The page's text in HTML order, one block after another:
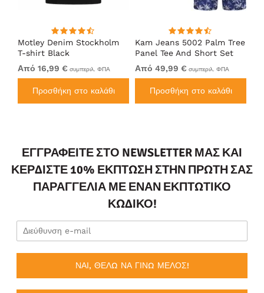
Motley Denim Stockholm
T-shirt Black
Από 16,99 € συμπεριλ. ΦΠΑ
Προσθήκη στο καλάθι
Kam Jeans 5002 Palm Tree
Panel Tee And Short Set
Electric Blue
Από 49,99 € συμπεριλ. ΦΠΑ
Προσθήκη στο καλάθι
ΕΓΓΡΑΦΕΊΤΕ ΣΤΟ NEWSLETTER ΜΑΣ ΚΑΙ
ΚΕΡΔΊΣΤΕ 10% ΈΚΠΤΩΣΗ ΣΤΗΝ ΠΡΏΤΗ ΣΑΣ
ΠΑΡΑΓΓΕΛΊΑ ΜΕ ΈΝΑΝ ΕΚΠΤΩΤΙΚΌ
ΚΩΔΙΚΌ!
ΝΑΙ, ΘΕΛΩ ΝΑ ΓΙΝΩ ΜΕΛΟΣ!